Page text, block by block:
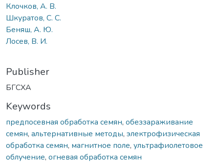
Клочков, А. В.
Шкуратов, С. С.
Беняш, А. Ю.
Лосев, В. И.
Publisher
БГСХА
Keywords
предпосевная обработка семян, обеззараживание
семян, альтернативные методы, электрофизическая
обработка семян, магнитное поле, ультрафиолетовое
облучение, огневая обработка семян